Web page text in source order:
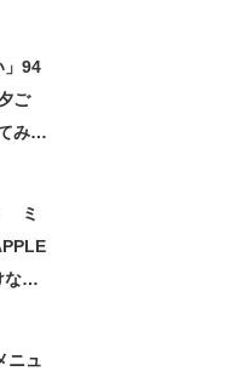
」94
ご
みま
ミ
い
ニュ